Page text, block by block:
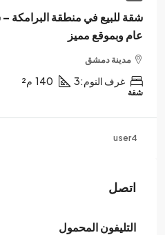
شقة للبيع في منطقة البرامكة
عام وبموقع مميز
مدينة دمشق
غرف النوم:3
140 م²
شقة
user4
اتصل
التليفون المحمول